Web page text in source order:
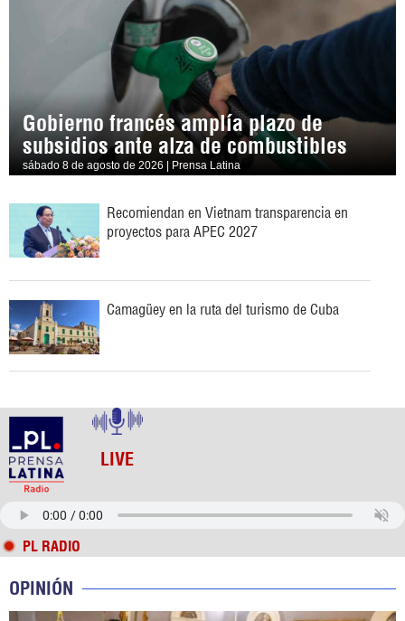
Gobierno francés amplía plazo de
subsidios ante alza de combustibles
sábado 8 de agosto de 2026 | Prensa Latina
Recomiendan en Vietnam transparencia en
proyectos para APEC 2027
Camagüey en la ruta del turismo de Cuba
LIVE
PL RADIO
OPINIÓN